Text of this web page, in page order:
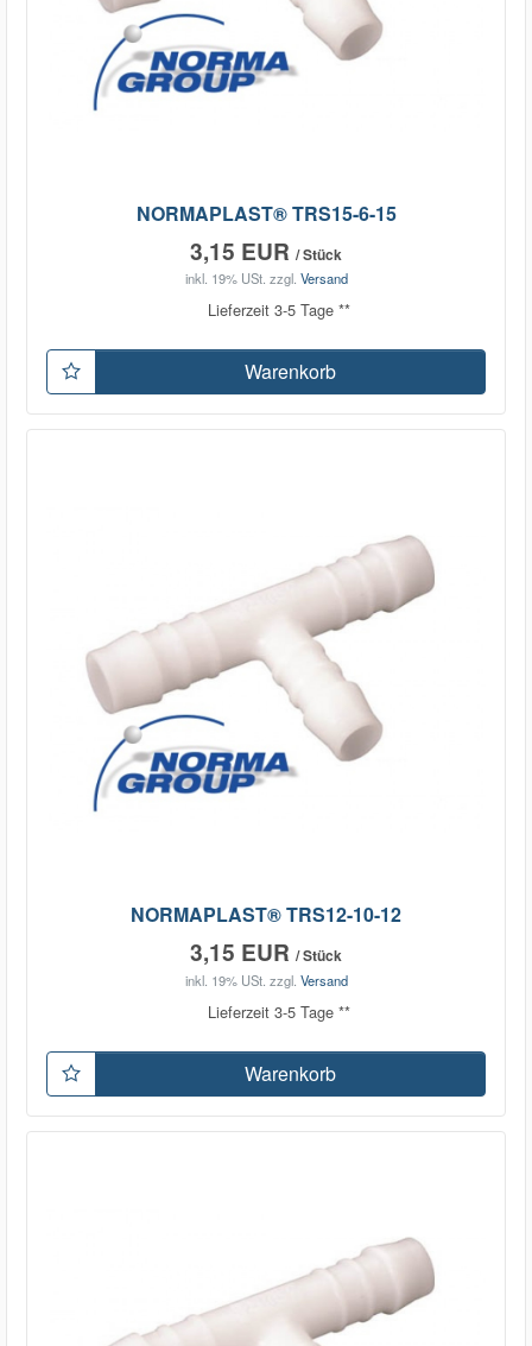
NORMAPLAST® TRS15-6-15
3,15 EUR / Stück
inkl. 19% USt. zzgl. Versand
Lieferzeit 3-5 Tage **
Warenkorb
NORMAPLAST® TRS12-10-12
3,15 EUR / Stück
inkl. 19% USt. zzgl. Versand
Lieferzeit 3-5 Tage **
Warenkorb